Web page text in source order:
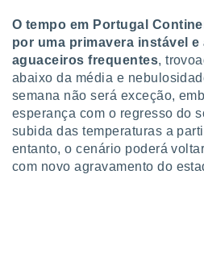
um perfil
lhe
e
com
na nossa
e
O tempo em Portugal
por uma primavera instável e
aguaceiros frequentes,
abaixo da média e
semana não será exceção,
esperança com o regresso do
subida das temperaturas a
entanto, o cenário poderá
com novo agravamento do